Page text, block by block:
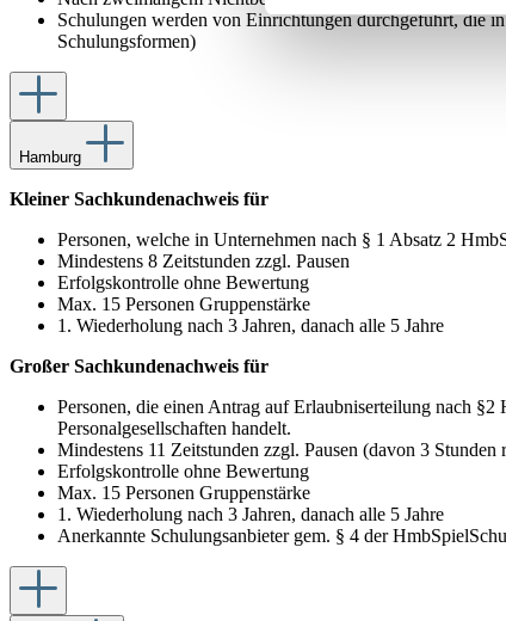
Schulungen werden von Einrichtungen durchgeführt, die
Schulungsformen)
Hamburg
Kleiner Sachkundenachweis für
Personen, welche in Unternehmen nach § 1 Absatz 2
Mindestens 8 Zeitstunden zzgl. Pausen
Erfolgskontrolle ohne Bewertung
Max. 15 Personen Gruppenstärke
1. Wiederholung nach 3 Jahren, danach alle 5 Jahre
Großer Sachkundenachweis für
Personen, die einen Antrag auf Erlaubniserteilung nach
Personalgesellschaften handelt.
Mindestens 11 Zeitstunden zzgl. Pausen (davon 3 Stunden
Erfolgskontrolle ohne Bewertung
Max. 15 Personen Gruppenstärke
1. Wiederholung nach 3 Jahren, danach alle 5 Jahre
Anerkannte Schulungsanbieter gem. § 4 der